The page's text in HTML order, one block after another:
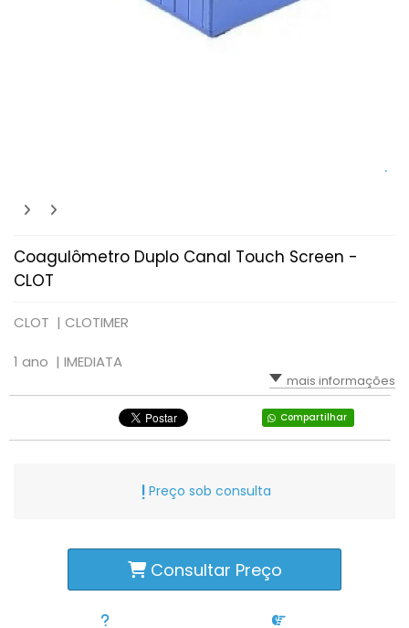
Coagulômetro Duplo Canal Touch Screen -
CLOT
CLOT | CLOTIMER
1 ano | IMEDIATA
mais informações
Compartilhar
Preço sob consulta
Consultar Preço